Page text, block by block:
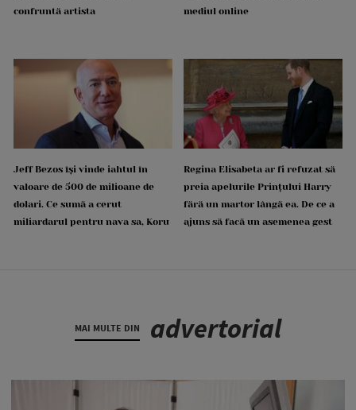
confruntă artista
mediul online
Jeff Bezos își vinde iahtul în
valoare de 500 de milioane de
dolari. Ce sumă a cerut
miliardarul pentru nava sa, Koru
Regina Elisabeta ar fi refuzat să
preia apelurile Prințului Harry
fără un martor lângă ea. De ce a
ajuns să facă un asemenea gest
MAI MULTE DIN advertorial